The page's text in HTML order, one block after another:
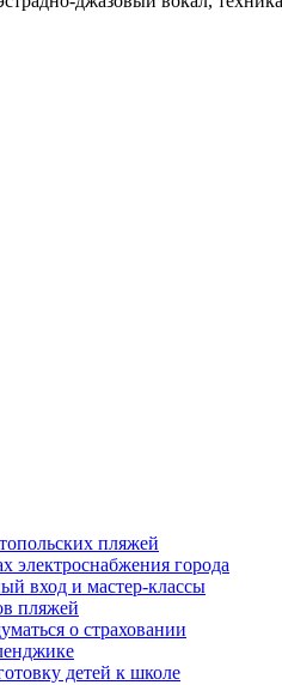
пляжей
электроснабжения города
вход и мастер-классы
пляжей
о страховании
детей к школе